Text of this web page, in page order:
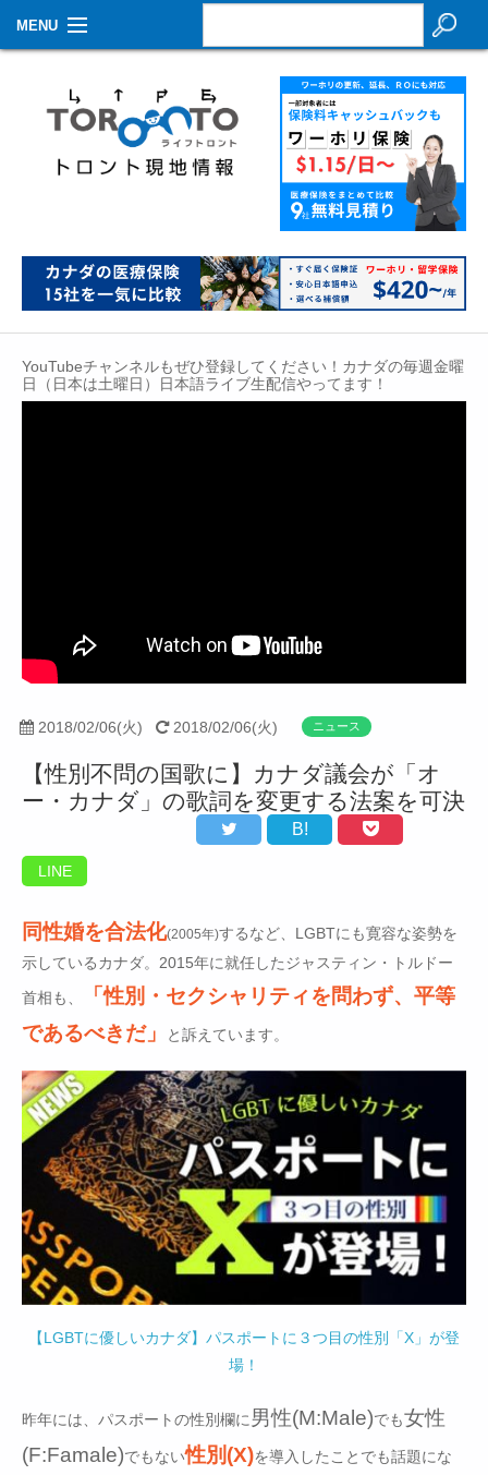
MENU
生活情報
その他
イベントカレンダー
Contact
YouTubeチャンネルもぜひ登録してください！カナダの毎週金曜
日（日本は土曜日）日本語ライブ生配信やってます！
2018/02/06(火) 2018/02/06(火) ニュース
【性別不問の国歌に】カナダ議会が「オ
ー・カナダ」の歌詞を変更する法案を可決
B!
LINE
同性婚を合法化(2005年)するなど、LGBTにも寛容な姿勢を
示しているカナダ。2015年に就任したジャスティン・トルドー
首相も、
「性別・セクシャリティを問わず、平等
であるべきだ」
と訴えています。
【LGBTに優しいカナダ】パスポートに３つ目の性別「X」が登
場！
昨年には、パスポートの性別欄に男性(M:Male)でも女性
(F:Famale)でもない性別(X)を導入したことでも話題にな